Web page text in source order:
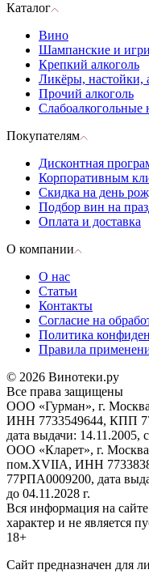
Каталог
Вино
Шампанские и
Крепкий алкоголь
Ликёры, настойки,
Прочий алкоголь
Слабоалкогольные
Покупателям
Дисконтная
Корпоративным
Скидка на день
Подбор вин на
Оплата и доставка
О компании
О нас
Статьи
Контакты
Согласие на
Политика
Правила
© 2026 Винотеки.ру
Все права защищены
ООО «Гурман», г.
ИНН 7733549644, КПП
дата выдачи: 14.11.2005,
ООО «Кларет», г.
пом.XVIIA, ИНН
77РПА0009200, дата
до 04.11.2028 г.
Вся информация на
характер и не является
18+
Сайт предназначен для